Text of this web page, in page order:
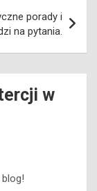
porady i
na pytania.
w